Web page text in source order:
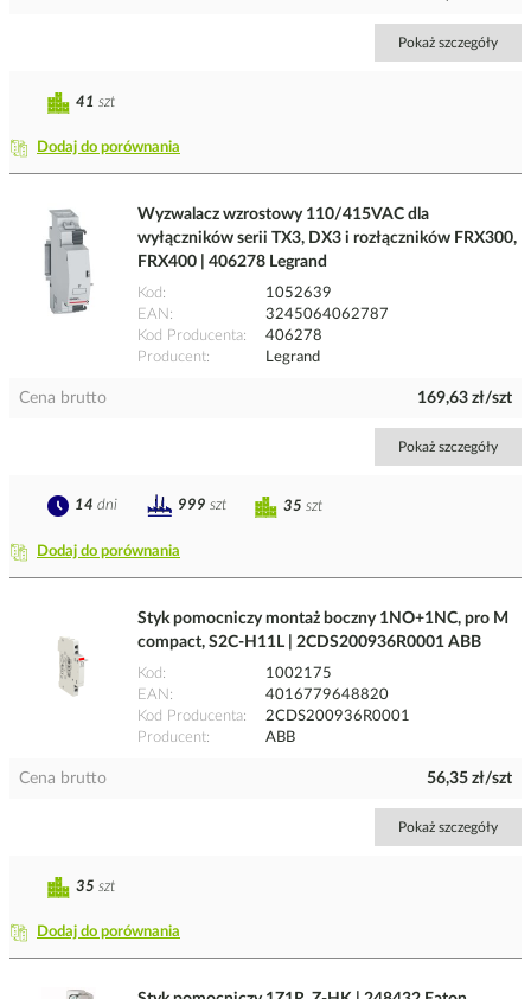
Pokaż szczegóły
Dodaj do porównania
41 szt
Wyzwalacz wzrostowy 110/415VAC dla
wyłączników serii TX3, DX3 i rozłączników FRX300,
FRX400 | 406278 Legrand
Kod
1052639
EAN
3245064062787
Kod Producenta
406278
Producent
Legrand
Cena brutto 169,63 zł/szt
Pokaż szczegóły
Dodaj do porównania
35 szt
14 dni 999 szt
Styk pomocniczy montaż boczny 1NO+1NC, pro M
compact, S2C-H11L | 2CDS200936R0001 ABB
Kod
1002175
EAN
4016779648820
Kod Producenta
2CDS200936R0001
Producent
ABB
Cena brutto 56,35 zł/szt
Pokaż szczegóły
Dodaj do porównania
35 szt